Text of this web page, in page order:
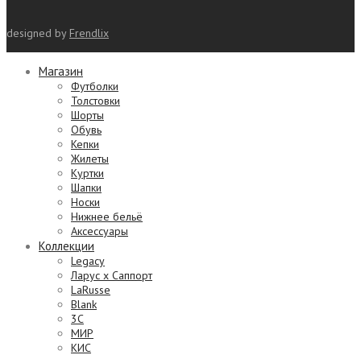
designed by Frendlix
Магазин
Футболки
Толстовки
Шорты
Обувь
Кепки
Жилеты
Куртки
Шапки
Носки
Нижнее бельё
Аксессуары
Коллекции
Legacy
Ларус х Саппорт
LaRusse
Blank
3C
МИР
КИС